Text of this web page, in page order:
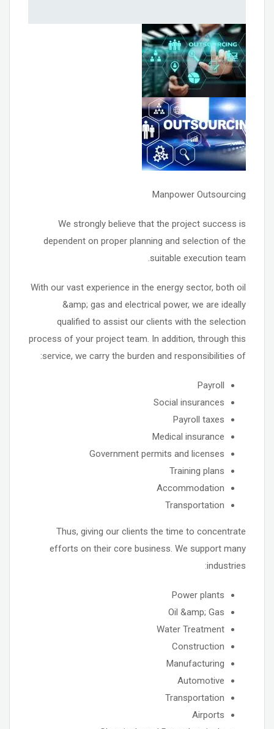
Manpower Outsourcing
We strongly believe that the project success is
dependent on proper planning and selection of the
suitable execution team.
With our vast experience in the energy sector, both oil
&amp; gas and electrical power, we are ideally
qualified to assist our clients with the selection
process of your project team. In addition, through this
service, we carry the burden and responsibilities of:
Payroll
Social insurances
Payroll taxes
Medical insurance
Government permits and licenses
Training plans
Accommodation
Transportation
Thus, giving our clients the time to concentrate
efforts on their core business. We support many
industries:
Power plants
Oil &amp; Gas
Water Treatment
Construction
Manufacturing
Automotive
Transportation
Airports